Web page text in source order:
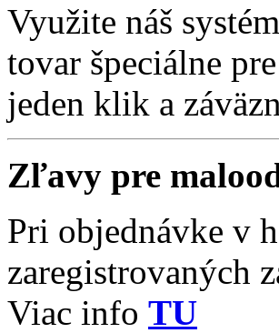
Využite náš
tovar špeciálne
jeden klik a
Zľavy pre
Pri objednávke v
zaregistrovaných
Viac info TU